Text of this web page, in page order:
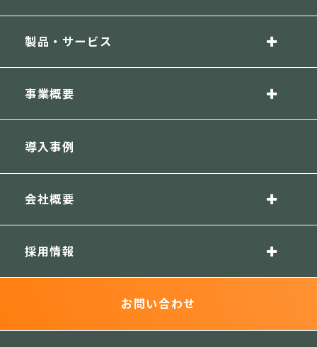
製品・サービス
事業概要
導入事例
会社概要
採用情報
お問い合わせ